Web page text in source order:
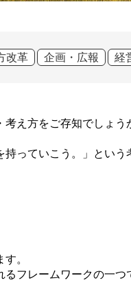
改革 企画・広報 経
え方をご存知でしょう
持っていこう。」とい
。
フレームワークの一つ